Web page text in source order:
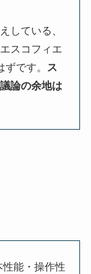
している、
スコフィエ
です。 ス
論の余地は
能・操作性